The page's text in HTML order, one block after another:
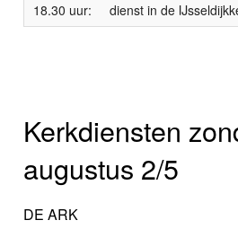
18.30 uur:
dienst in de
Kerkdiensten
augustus 2/5
DE ARK